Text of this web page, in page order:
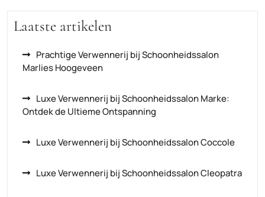
Laatste artikelen
Prachtige Verwennerij bij Schoonheidssalon
Marlies Hoogeveen
Luxe Verwennerij bij Schoonheidssalon Marke:
Ontdek de Ultieme Ontspanning
Luxe Verwennerij bij Schoonheidssalon Coccole
Luxe Verwennerij bij Schoonheidssalon Cleopatra